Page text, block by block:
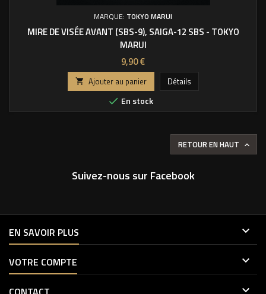
MARQUE: TOKYO MARUI
MIRE DE VISÉE AVANT (SBS-9), SAIGA-12 SBS - TOKYO
MARUI
Prix
9,90 €
 Ajouter au panier
Détails
 En stock
RETOUR EN HAUT 
Suivez-nous sur Facebook
EN SAVOIR PLUS 
VOTRE COMPTE 
